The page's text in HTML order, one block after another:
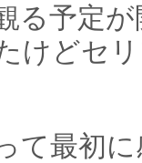
る予定
けどセ
て最初